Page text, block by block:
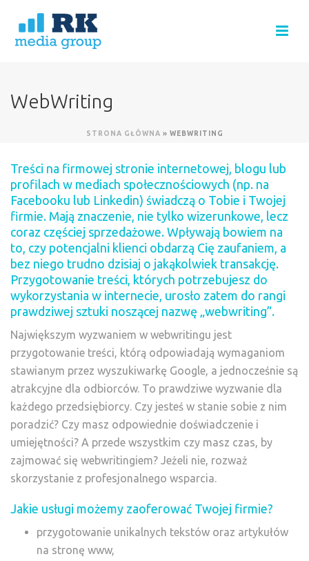
WebWriting
STRONA GŁÓWNA » WEBWRITING
Treści na firmowej stronie internetowej, blogu lub
profilach w mediach społecznościowych (np. na
Facebooku lub Linkedin) świadczą o Tobie i Twojej
firmie. Mają znaczenie, nie tylko wizerunkowe, lecz
coraz częściej sprzedażowe. Wpływają bowiem na
to, czy potencjalni klienci obdarzą Cię zaufaniem, a
bez niego trudno dzisiaj o jakąkolwiek transakcję.
Przygotowanie treści, których potrzebujesz do
wykorzystania w internecie, urosło zatem do rangi
prawdziwej sztuki noszącej nazwę „webwriting”.
Największym wyzwaniem w webwritingu jest
przygotowanie treści, którą odpowiadają wymaganiom
stawianym przez wyszukiwarkę Google, a jednocześnie są
atrakcyjne dla odbiorców. To prawdziwe wyzwanie dla
każdego przedsiębiorcy. Czy jesteś w stanie sobie z nim
poradzić? Czy masz odpowiednie doświadczenie i
umiejętności? A przede wszystkim czy masz czas, by
zajmować się webwritingiem? Jeżeli nie, rozważ
skorzystanie z profesjonalnego wsparcia.
Jakie usługi możemy zaoferować Twojej firmie?
przygotowanie unikalnych tekstów oraz artykułów
na stronę www,